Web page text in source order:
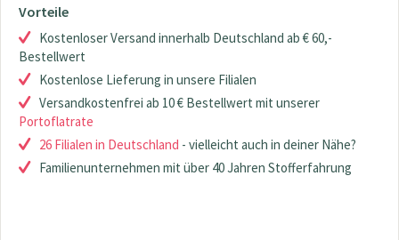
Vorteile
Kostenloser Versand innerhalb Deutschland ab € 60,-
Bestellwert
Kostenlose Lieferung in unsere Filialen
Versandkostenfrei ab 10 € Bestellwert mit unserer
Portoflatrate
26 Filialen in Deutschland - vielleicht auch in deiner Nähe?
Familienunternehmen mit über 40 Jahren Stofferfahrung